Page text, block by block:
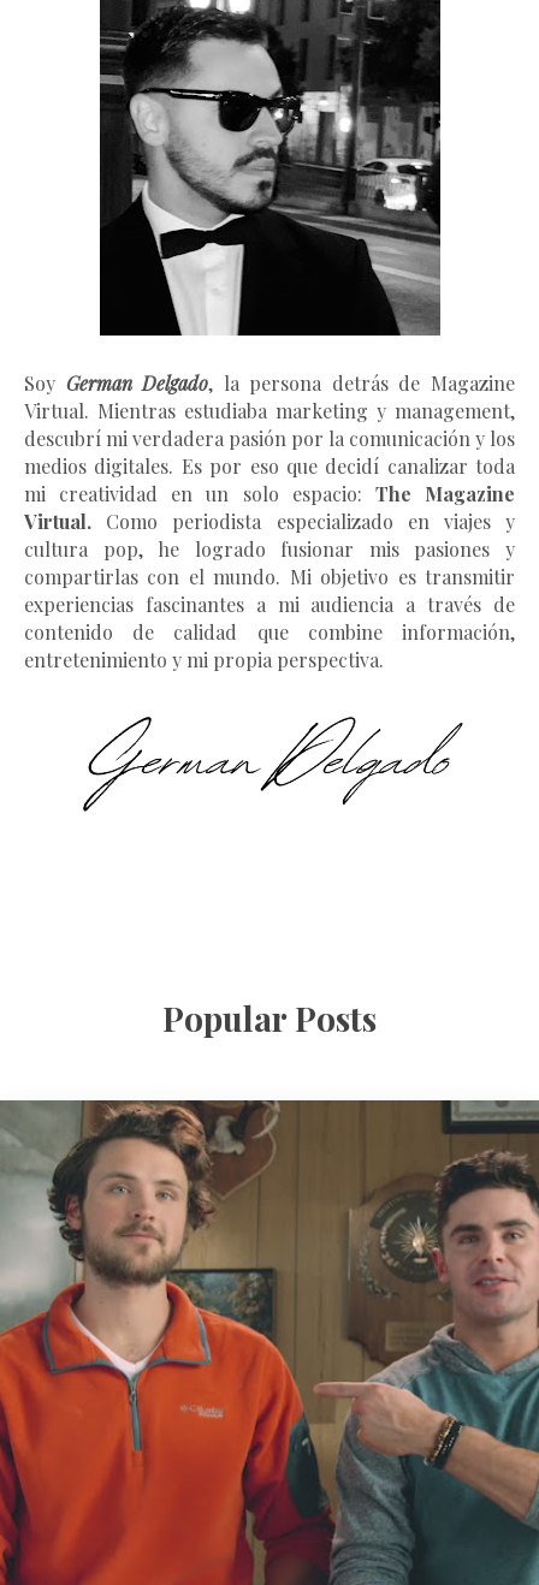
Soy German Delgado, la persona detrás de Magazine
Virtual. Mientras estudiaba marketing y management,
descubrí mi verdadera pasión por la comunicación y los
medios digitales. Es por eso que decidí canalizar toda
mi creatividad en un solo espacio: The Magazine
Virtual. Como periodista especializado en viajes y
cultura pop, he logrado fusionar mis pasiones y
compartirlas con el mundo. Mi objetivo es transmitir
experiencias fascinantes a mi audiencia a través de
contenido de calidad que combine información,
entretenimiento y mi propia perspectiva.
Popular Posts